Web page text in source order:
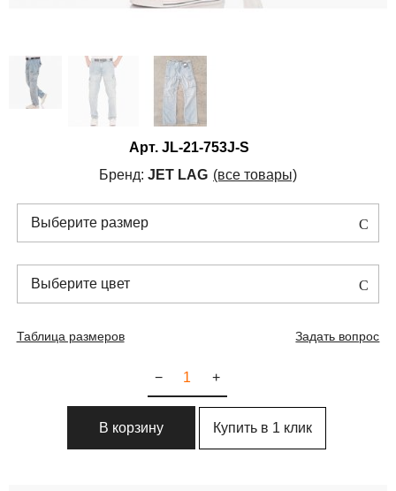
Арт. JL-21-753J-S
Бренд: JET LAG (все товары)
Выберите размер
Выберите цвет
Таблица размеров Задать вопрос
+
−
В корзину Купить в 1 клик